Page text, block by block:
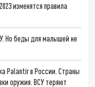
изменятся правила
Но беды для малышей не
Palantir в России. Страны
оружия. ВСУ теряют